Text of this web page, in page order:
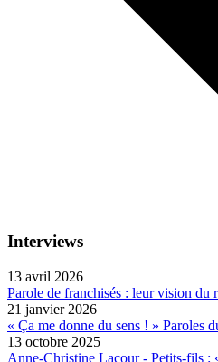
Interviews
13 avril 2026
Parole de franchisés : leur vision du
21 janvier 2026
« Ça me donne du sens ! » Paroles
13 octobre 2025
Anne-Christine Lacour - Petits-fils :